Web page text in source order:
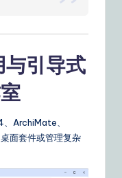
引导式
ArchiMate、
面套件或管理复杂